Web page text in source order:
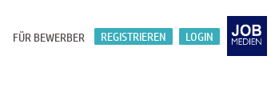
LOGIN
REGISTRIEREN
FÜR BEWERBER